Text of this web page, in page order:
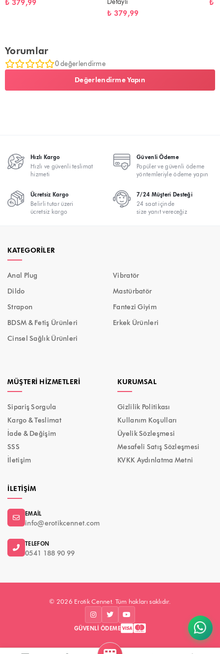
₺ 379,99
Detaylı
₺ 379,99
₺
Yorumlar
0 değerlendirme
Değerlendirme Yapın
Hızlı Kargo
Hızlı ve güvenli teslimat
hizmeti
Güvenli Ödeme
Popüler ve güvenli ödeme
yöntemleriyle ödeme yapın
Ücretsiz Kargo
Belirli tutar üzeri
ücretsiz kargo
7/24 Müşteri Desteği
24 saat içinde
size yanıt vereceğiz
KATEGORILER
Anal Plug
Vibratör
Dildo
Mastürbatör
Strapon
Fantezi Giyim
BDSM & Fetiş Ürünleri
Erkek Ürünleri
Cinsel Sağlık Ürünleri
MÜŞTERI HIZMETLERI
Sipariş Sorgula
Kargo & Teslimat
İade & Değişim
SSS
İletişim
KURUMSAL
Gizlilik Politikası
Kullanım Koşulları
Üyelik Sözleşmesi
Mesafeli Satış Sözleşmesi
KVKK Aydınlatma Metni
İLETIŞIM
EMAIL
info@erotikcennet.com
TELEFON
0541 188 90 99
© 2026 Erotik Cennet. Tüm hakları saklıdır.
GÜVENLI ÖDEME